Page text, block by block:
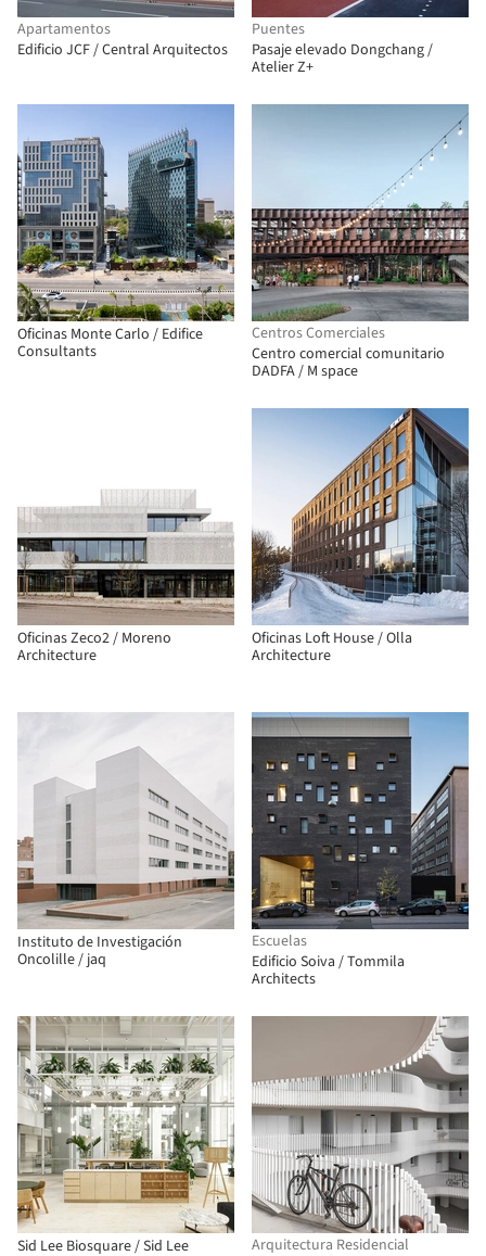
Apartamentos
Edificio JCF / Central Arquitectos
Puentes
Pasaje elevado Dongchang /
Atelier Z+
Oficinas Monte Carlo / Edifice
Consultants
Centros Comerciales
Centro comercial comunitario
DADFA / M space
Oficinas Zeco2 / Moreno
Architecture
Oficinas Loft House / Olla
Architecture
Instituto de Investigación
Oncolille / jaq
Escuelas
Edificio Soiva / Tommila
Architects
Sid Lee Biosquare / Sid Lee
Arquitectura Residencial